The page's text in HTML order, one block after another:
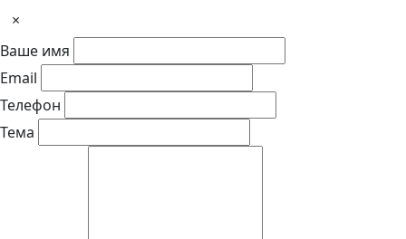
×
Ваше имя
Email
Телефон
Тема